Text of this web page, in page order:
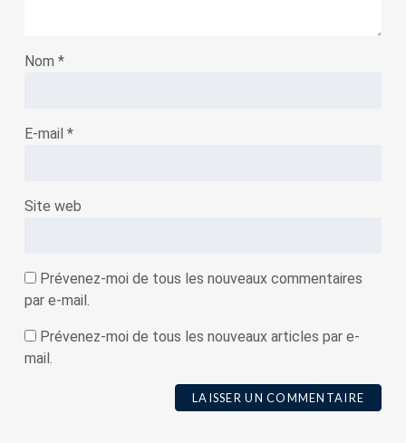
Nom *
E-mail *
Site web
Prévenez-moi de tous les nouveaux commentaires
par e-mail.
Prévenez-moi de tous les nouveaux articles par e-
mail.